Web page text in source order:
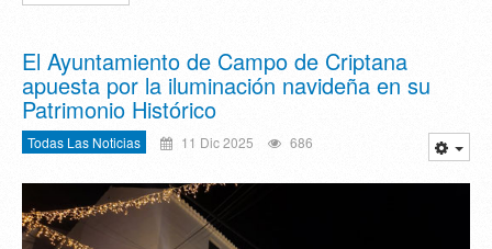
El Ayuntamiento de Campo de Criptana
apuesta por la iluminación navideña en su
Patrimonio Histórico
Todas Las Noticias 11 Dic 2025 686